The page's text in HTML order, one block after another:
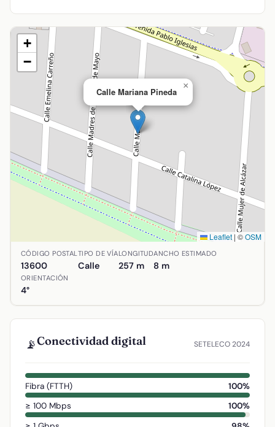
Calle Mariana Pineda
×
+
−
Leaflet | ©OSM
Ubicación de Calle Mariana Pineda en Alcázar de San
CÓDIGO POSTAL
13600
TIPO DE VÍA
Calle
LONGITUD
257 m
ANCHO ESTIMADO
8 m
ORIENTACIÓN
4°
📡Conectividad digital SETELECO 2024
Fibra (FTTH)
100%
≥ 100 Mbps
100%